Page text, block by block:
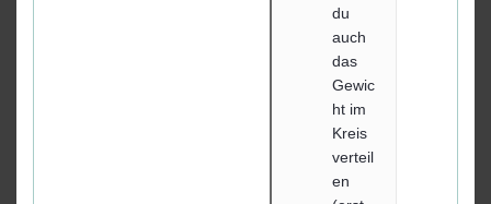
du
auch
das
Gewic
ht im
Kreis
verteil
en